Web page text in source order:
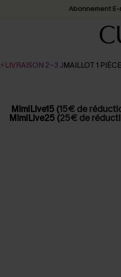
Abonnement
⚡LIVRAISON 2-3 JMAILLOT 1 PIÈCE
MimiLive15 (15€ de
MimiLive25 (25€ de